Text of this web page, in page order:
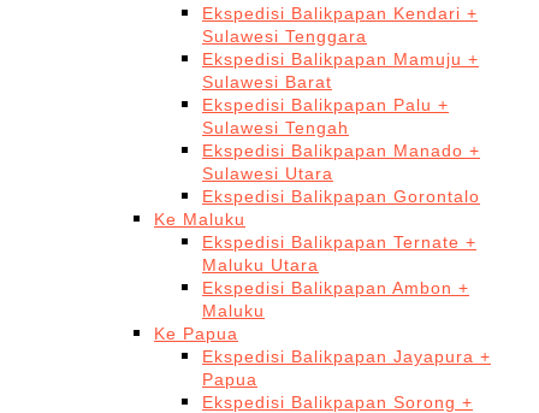
Ekspedisi Balikpapan Kendari +
Sulawesi Tenggara
Ekspedisi Balikpapan Mamuju +
Sulawesi Barat
Ekspedisi Balikpapan Palu +
Sulawesi Tengah
Ekspedisi Balikpapan Manado +
Sulawesi Utara
Ekspedisi Balikpapan Gorontalo
Ke Maluku
Ekspedisi Balikpapan Ternate +
Maluku Utara
Ekspedisi Balikpapan Ambon +
Maluku
Ke Papua
Ekspedisi Balikpapan Jayapura +
Papua
Ekspedisi Balikpapan Sorong +